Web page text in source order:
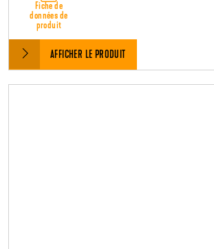
Fiche de
données de
produit
AFFICHER LE PRODUIT